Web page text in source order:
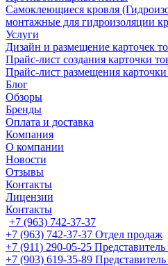
Самоклеющиеся кровля
монтажные для гидроизоляции
Услуги
Дизайн и размещение карточек
Прайс-лист создания карточки
Прайс-лист размещения карточки
Блог
Обзоры
Бренды
Оплата и доставка
Компания
О компании
Новости
Отзывы
Контакты
Лицензии
Контакты
+7 (963) 742-37-37
+7 (963) 742-37-37 Отдел продаж
+7 (911) 290-05-25
+7 (903) 619-35-89